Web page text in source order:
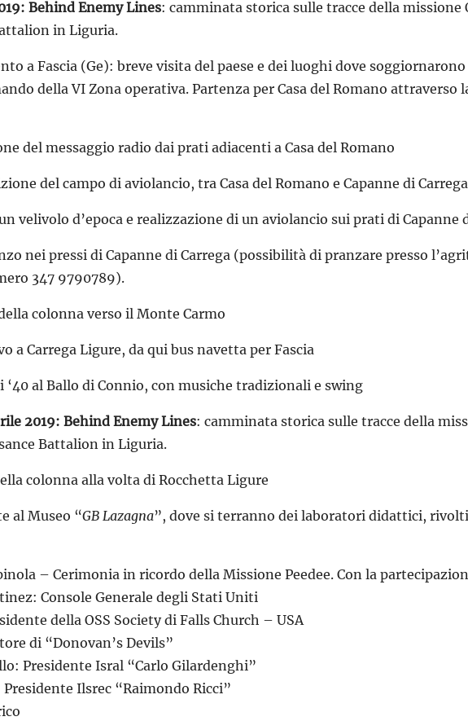
Behind Enemy Lines: camminata storica sulle tracce della missione
in Liguria.
a Fascia (Ge): breve visita del paese e dei luoghi dove
della VI Zona operativa. Partenza per Casa del Romano attraverso
del messaggio radio dai prati adiacenti a Casa del Romano
del campo di aviolancio, tra Casa del Romano e Capanne di
velivolo d’epoca e realizzazione di un aviolancio sui prati di Capanne
nei pressi di Capanne di Carrega (possibilità di pranzare presso
347 9790789).
colonna verso il Monte Carmo
a Carrega Ligure, da qui bus navetta per Fascia
‘40 al Ballo di Connio, con musiche tradizionali e swing
2019: Behind Enemy Lines: camminata storica sulle tracce della
Battalion in Liguria.
colonna alla volta di Rocchetta Ligure
al Museo “GB Lazagna”, dove si terranno dei laboratori didattici,
– Cerimonia in ricordo della Missione Peedee. Con la
Console Generale degli Stati Uniti
della OSS Society di Falls Church – USA
di “Donovan’s Devils”
Presidente Isral “Carlo Gilardenghi”
Ilsrec “Raimondo Ricci”